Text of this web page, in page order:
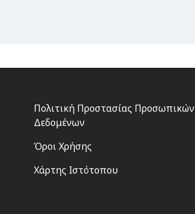
Footer
Πολιτική Προστασίας Προσωπικών
Δεδομένων
Όροι Χρήσης
Χάρτης Ιστότοπου